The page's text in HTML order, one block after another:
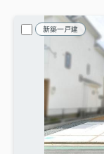
新築一戸建